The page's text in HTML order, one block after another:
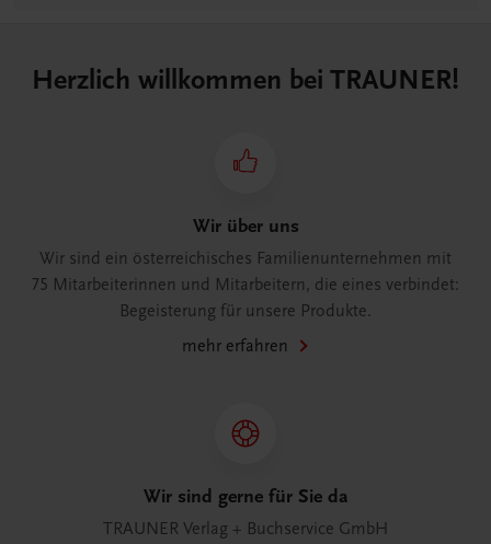
Herzlich willkommen bei TRAUNER!
Wir über uns
Wir sind ein österreichisches Familienunternehmen mit
75 Mitarbeiterinnen und Mitarbeitern, die eines verbindet:
Begeisterung für unsere Produkte.
mehr erfahren
Wir sind gerne für Sie da
TRAUNER Verlag + Buchservice GmbH